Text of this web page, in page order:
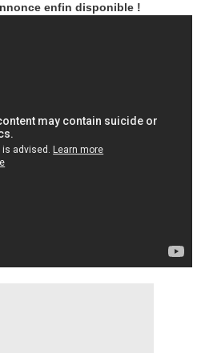
enfin disponible !